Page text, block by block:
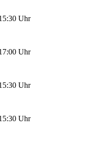
Uhr
Uhr
Uhr
Uhr